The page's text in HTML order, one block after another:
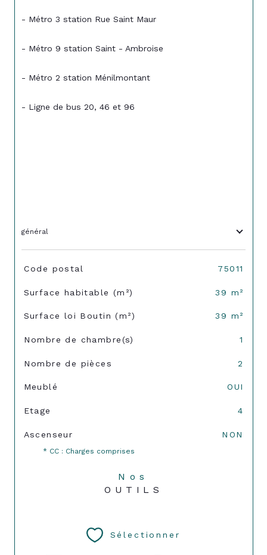
- Métro 3 station Rue Saint Maur
- Métro 9 station Saint - Ambroise
- Métro 2 station Ménilmontant
- Ligne de bus 20, 46 et 96
général
TRAD_SIROCCO_Caracteristique
Code postal 75011
Surface habitable (m²) 39 m²
Surface loi Boutin (m²) 39 m²
Nombre de chambre(s) 1
Nombre de pièces 2
Meublé OUI
Etage 4
Ascenseur NON
* CC : Charges comprises
Nos
OUTILS
Sélectionner